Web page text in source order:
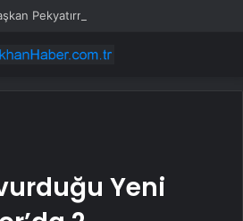
Pekyatırmacı’dan esnaf ziyareti
Yeni